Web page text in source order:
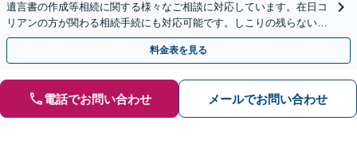
遺言書の作成等相続に関する様々なご相談に対応しています。在日コ
リアンの方が関わる相続手続にも対応可能です。しこりの残らない解
決を特に意識しています。
料金表を見る
電話でお問い合わせ メールでお問い合わせ